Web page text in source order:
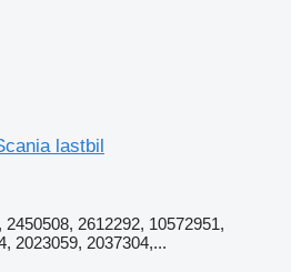
lastbil
2612292, 10572951,
2023059, 2037304,...